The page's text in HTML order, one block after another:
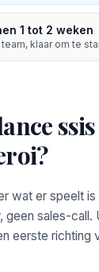
1 tot 2 weken
klaar om te
wat er speelt is
geen sales-call.
eerste richting